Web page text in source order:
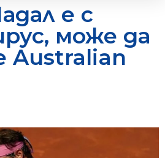
е с
може да
Australian